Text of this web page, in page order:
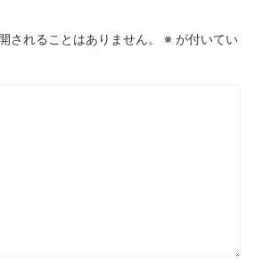
されることはありません。 ※ が付いてい